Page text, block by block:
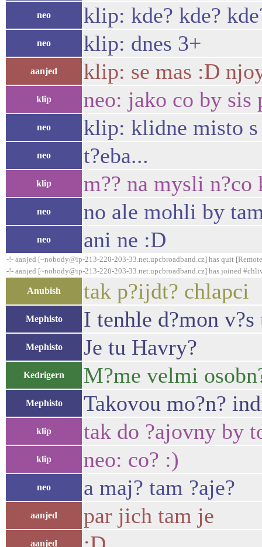
neo klip: kde? kde?
neo klip: dnes 3+
aanjed klip: se mas :D
klip neo: jako co by sis
neo klip: klidne misto s
neo t?eba...
klip m?? na mysli
neo no ale mohli by
neo ani ne :D
-!- aanjed [~nobody@ip-213-220-203-33.net.upcbroadband.cz] has quit
-!- aanjed [~nobody@ip-213-220-203-33.net.upcbroadband.cz] has joined
Anubish tak p?ijdt? chlapci
Mephisto I tenhle d?mon v?s
Mephisto Je tu Havry?
Kedrigern M?me velmi
Mephisto Takovou mo?n?
klip tak do ?ajovny by
klip neo: co? :)
neo a maj? tam ?aje?
aanjed par jich tam je
aanjed